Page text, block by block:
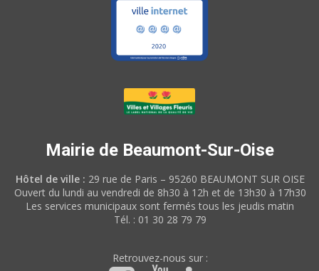
Mairie de Beaumont-Sur-Oise
Hôtel de ville : 29 rue de Paris – 95260 BEAUMONT SUR OISE
Ouvert du lundi au vendredi de 8h30 à 12h et de 13h30 à 17h30
Les services municipaux sont fermés tous les jeudis matin
Tél. : 01 30 28 79 79
Retrouvez-nous sur :